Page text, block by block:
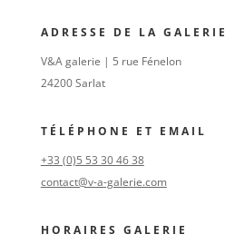
ADRESSE DE LA GALERIE
V&A galerie | 5 rue Fénelon
24200 Sarlat
TÉLÉPHONE ET EMAIL
+33 (0)5 53 30 46 38
contact@v-a-galerie.com
HORAIRES GALERIE